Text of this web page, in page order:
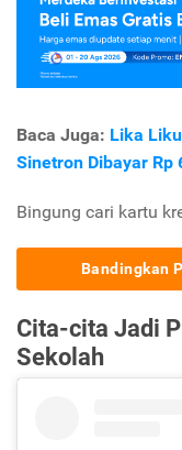
Baca Juga: Lika
Sinetron Dibayar Rp
Bingung cari kartu
Bandingkan
Cita-cita Jadi
Sekolah